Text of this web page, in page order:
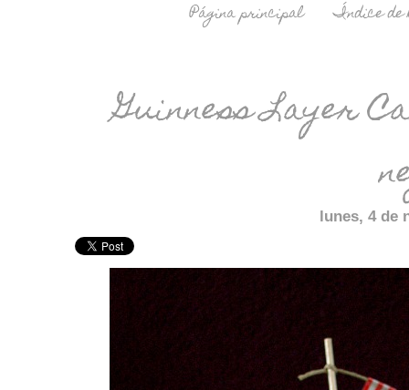
Página principal Índice de
Guinness Layer
lunes, 4 de